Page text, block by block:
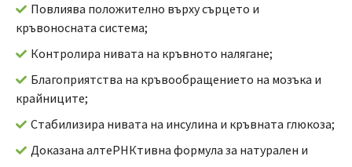
Повлиява положително върху сърцето и
кръвоносната система;
Контролира нивата на кръвното налягане;
Благоприятства на кръвообращението на мозъка и
крайниците;
Стабилизира нивата на инсулина и кръвната глюкоза;
Доказана алтеРНКтивна формула за натурален и